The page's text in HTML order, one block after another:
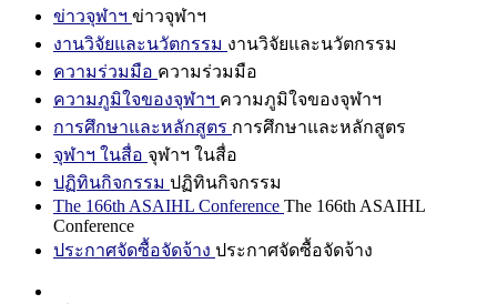
ข่าวจุฬาฯ ข่าวจุฬาฯ
งานวิจัยและนวัตกรรม งานวิจัยและนวัตกรรม
ความร่วมมือ ความร่วมมือ
ความภูมิใจของจุฬาฯ ความภูมิใจของจุฬาฯ
การศึกษาและหลักสูตร การศึกษาและหลักสูตร
จุฬาฯ ในสื่อ จุฬาฯ ในสื่อ
ปฏิทินกิจกรรม ปฏิทินกิจกรรม
The 166th ASAIHL Conference The 166th ASAIHL
Conference
ประกาศจัดซื้อจัดจ้าง ประกาศจัดซื้อจัดจ้าง